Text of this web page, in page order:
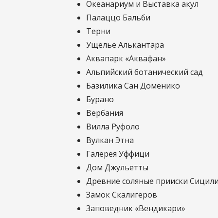
Океанариум и Выставка акул
Палаццо Бальби
Терни
Ущелье Алькантара
Аквапарк «Аквафан»
Альпийский ботанический сад
Базилика Сан Доменико
Бурано
Вербания
Вилла Руфоло
Вулкан Этна
Галерея Уффици
Дом Джульетты
Древние соляные прииски
Замок Скалигеров
Заповедник «Вендикари»